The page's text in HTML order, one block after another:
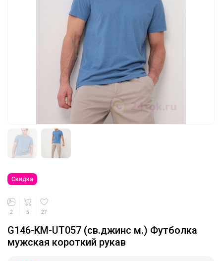
Скидка
2 5 27
G146-KM-UT057 (св.джинс м.) Футболка
мужская короткий рукав